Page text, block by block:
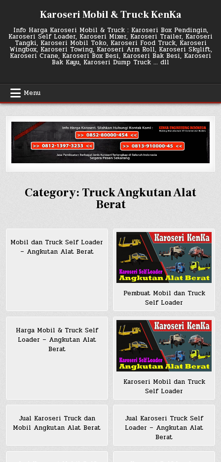
Karoseri Mobil & Truck KenKa
Info Harga Karoseri Mobil & Truck : Karoseri Box Pendingin,
Karoseri Self Loader, Karoseri Mixer, Karoseri Trailer, Karoseri
Tangki, Karoseri Mobil Toko, Karoseri Food Truck, Karoseri
Wingbox, Karoseri Towing, Karoseri Arm Roll, Karoseri Skylift,
Karoseri Crane, Karoseri Box Besi, Karoseri Bak Besi, Karoseri
Bak Kayu, Karoseri Dump Truck … dll
Menu
Category: Truck Angkutan Alat
Berat
Mobil dan Truck Self Loader
– Angkutan Alat Berat
Pembuat Mobil dan Truck
Self Loader
Harga Mobil & Truck Self
Loader – Angkutan Alat
Berat
Karoseri Mobil dan Truck
Self Loader
Jual Karoseri Truck dan
Mobil Angkutan Alat Berat
Jual Karoseri Truck Self
Loader – Angkutan Alat
Berat